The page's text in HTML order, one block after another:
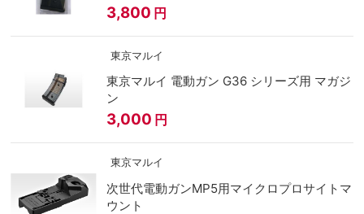
3,800 円
東京マルイ
東京マルイ 電動ガン G36 シリーズ用 マガジ
ン
3,000 円
東京マルイ
次世代電動ガンMP5用マイクロプロサイトマ
ウント